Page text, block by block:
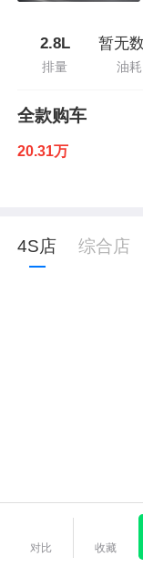
2.8L
排量
暂无
油耗
全款购车
20.31万
4S店 综合店
对比 收藏